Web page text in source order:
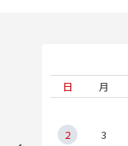
日
月
2
3